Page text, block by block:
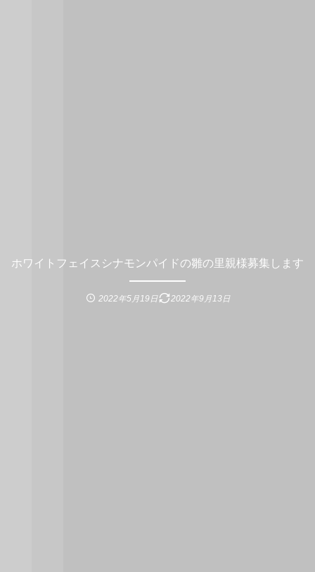
ホワイトフェイスシナモンパイドの雛の里親様募集します
2022年5月19日 2022年9月13日